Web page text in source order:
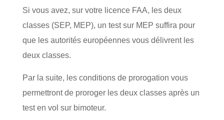
Si vous avez, sur votre licence FAA, les deux
classes (SEP, MEP), un test sur MEP suffira pour
que les autorités européennes vous délivrent les
deux classes.
Par la suite, les conditions de prorogation vous
permettront de proroger les deux classes après un
test en vol sur bimoteur.